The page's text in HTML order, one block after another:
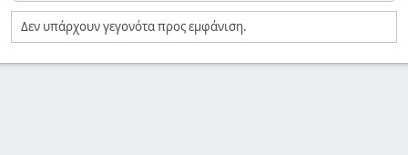
Δεν υπάρχουν γεγονότα προς εμφάνιση.